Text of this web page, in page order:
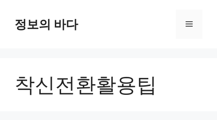
정보의 바다 메
착신전환활용팁